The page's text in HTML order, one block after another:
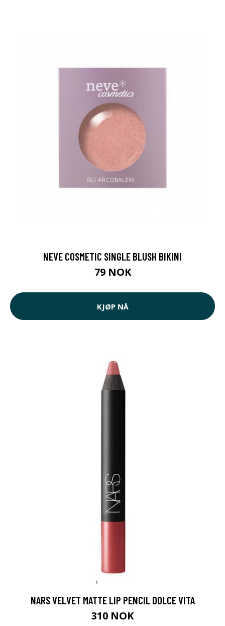
NEVE COSMETIC SINGLE BLUSH BIKINI
79 NOK
KJØP NÅ
NARS VELVET MATTE LIP PENCIL DOLCE VITA
310 NOK